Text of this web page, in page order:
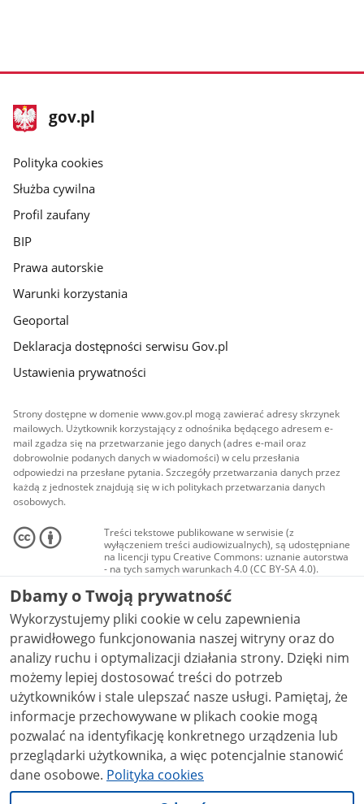
stopka
gov.pl
Strona
gov.pl
gov.pl
Polityka cookies
Służba cywilna
Profil zaufany
BIP
Prawa autorskie
Warunki korzystania
Geoportal
Deklaracja dostępności serwisu Gov.pl
Ustawienia prywatności
Strony dostępne w domenie www.gov.pl mogą zawierać adresy skrzynek
mailowych. Użytkownik korzystający z odnośnika będącego adresem e-
mail zgadza się na przetwarzanie jego danych (adres e-mail oraz
dobrowolnie podanych danych w wiadomości) w celu przesłania
odpowiedzi na przesłane pytania. Szczegóły przetwarzania danych przez
każdą z jednostek znajdują się w ich politykach przetwarzania danych
osobowych.
Treści tekstowe publikowane w serwisie (z
wyłączeniem treści audiowizualnych), są udostępniane
na licencji typu Creative Commons: uznanie autorstwa
- na tych samych warunkach 4.0 (CC BY-SA 4.0).
Materiały audiowizualne, w tym zdjęcia, materiały
audio i wideo, są udostępniane na licencji typu
Creative Commons: uznanie autorstwa użycie
niekomercyjne - bez utworów zależnych 4.0 (CC BY-
NC-ND 4.0), o ile nie jest to stwierdzone inaczej.
Dbamy o Twoją prywatność
Wykorzystujemy pliki cookie w celu zapewnienia
prawidłowego funkcjonowania naszej witryny oraz do
analizy ruchu i optymalizacji działania strony. Dzięki nim
możemy lepiej dostosować treści do potrzeb
użytkowników i stale ulepszać nasze usługi. Pamiętaj, że
informacje przechowywane w plikach cookie mogą
pozwalać na identyfikację konkretnego urządzenia lub
przeglądarki użytkownika, a więc potencjalnie stanowić
dane osobowe. Polityka cookies